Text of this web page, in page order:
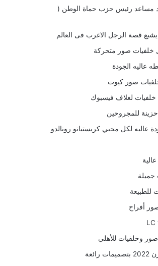
مساعد رئيس حزب حماة الوطن (
قصة الرجل الاغرب فى العالم
خلفيات صور متحركة
عاليه الجودة
صور كيوت
لغلاف فيسبوك
للمجروحين
عاليه لكل محبي كريستيانو رونالدو
جميلة
للطبيعة
أفراح
وخلفيات للأهلي